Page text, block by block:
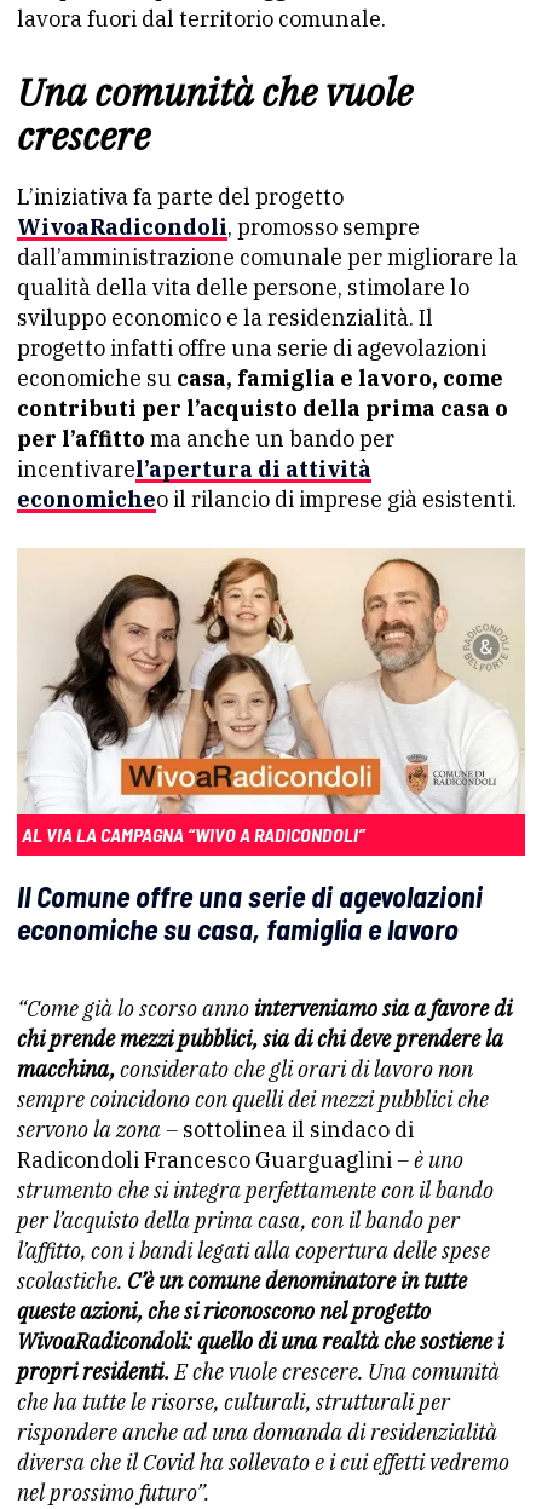
lavora fuori dal territorio comunale.
Una comunità che vuole
crescere
L’iniziativa fa parte del progetto
WivoaRadicondoli, promosso sempre
dall’amministrazione comunale per migliorare la
qualità della vita delle persone, stimolare lo
sviluppo economico e la residenzialità. Il
progetto infatti offre una serie di agevolazioni
economiche su casa, famiglia e lavoro, come
contributi per l’acquisto della prima casa o
per l’affitto ma anche un bando per
incentivarel’apertura di attività
economicheo il rilancio di imprese già esistenti.
AL VIA LA CAMPAGNA “WIVO A RADICONDOLI”
Il Comune offre una serie di agevolazioni
economiche su casa, famiglia e lavoro
“Come già lo scorso anno interveniamo sia a favore di
chi prende mezzi pubblici, sia di chi deve prendere la
macchina,considerato che gli orari di lavoro non
sempre coincidono con quelli dei mezzi pubblici che
servono la zona – sottolinea il sindaco di
Radicondoli Francesco Guarguaglini– è uno
strumento che si integra perfettamente con il bando
per l’acquisto della prima casa, con il bando per
l’affitto, con i bandi legati alla copertura delle spese
scolastiche. C’è un comune denominatore in tutte
queste azioni, che si riconoscono nel progetto
WivoaRadicondoli: quello di una realtà che sostiene i
propri residenti.E che vuole crescere. Una comunità
che ha tutte le risorse, culturali, strutturali per
rispondere anche ad una domanda di residenzialità
diversa che il Covid ha sollevato e i cui effetti vedremo
nel prossimo futuro”.